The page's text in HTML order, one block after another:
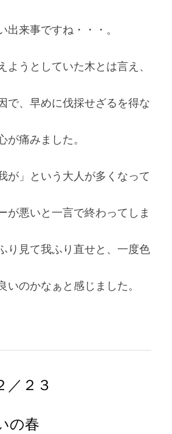
出来事ですね・・・。
ようとしていた木とは言え、
で、早めに伐採せざるを得な
が痛みました。
が」という大人が多くなって
が悪いと一言で終わってしま
り見て我ふり直せと、一度色
いのかなぁと感じました。
／２３
の春